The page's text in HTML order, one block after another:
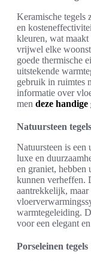
Keramische tegels
en
kleuren, wat maakt
vrijwel elke
goede thermische
uitstekende
gebruik in ruimtes
informatie over
men deze
Natuursteen tegels
Natuursteen is een
luxe en
en graniet, hebben
kunnen verheffen.
aantrekkelijk,
warmtegeleiding.
voor een elegant
Porseleinen tegels